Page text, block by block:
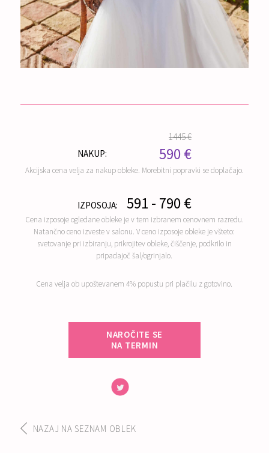
1445 €
NAKUP:
590 €
Akcijska cena velja za nakup obleke. Morebitni popravki se doplačajo.
IZPOSOJA: 591 - 790 €
Cena izposoje ogledane obleke je v tem izbranem cenovnem razredu.
Natančno ceno izveste v salonu. V ceno izposoje obleke je všteto:
svetovanje pri izbiranju, prikrojitev obleke, čiščenje, podkrilo in
pripadajoč šal/ogrinjalo.
Cena velja ob upoštevanem 4% popustu pri plačilu z gotovino.
NAROČITE SE
NA TERMIN
NAZAJ NA SEZNAM OBLEK